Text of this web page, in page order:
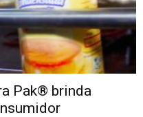
Pak® brinda